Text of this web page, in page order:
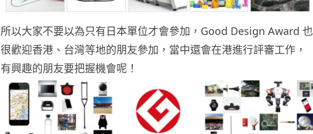
所以大家不要以為只有日本單位才會參加，Good Design Award 也
很歡迎香港、台灣等地的朋友參加，當中還會在港進行評審工作，
有興趣的朋友要把握機會呢！